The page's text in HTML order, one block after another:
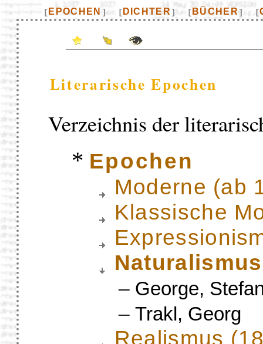
[ EPOCHEN ] [ DICHTER] [ BÜCHER] [
Literarische Epochen
Verzeichnis der
* Epochen
Moderne (ab
Klassische
– George,
– Trakl, Georg
Realismus